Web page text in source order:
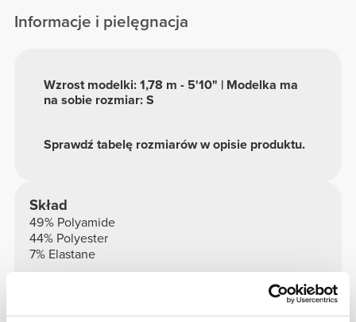
Informacje i pielęgnacja
Sprawdź tabelę rozmiarów w opisie produktu.
Wzrost modelki: 1,78 m - 5'10" | Modelka ma
na sobie rozmiar: S
Skład
49% Polyamide
44% Polyester
7% Elastane